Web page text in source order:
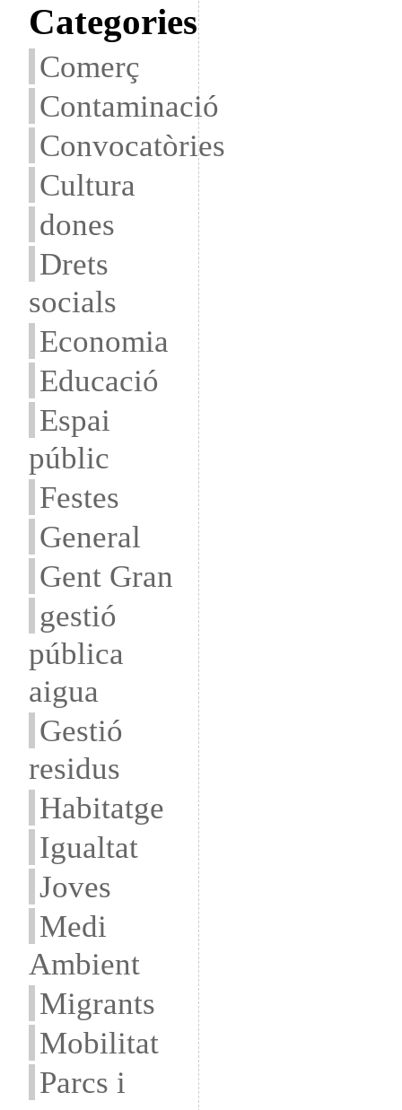
Categories
Comerç
Contaminació
Convocatòries
Cultura
dones
Drets
socials
Economia
Educació
Espai
públic
Festes
General
Gent Gran
gestió
pública
aigua
Gestió
residus
Habitatge
Igualtat
Joves
Medi
Ambient
Migrants
Mobilitat
Parcs i